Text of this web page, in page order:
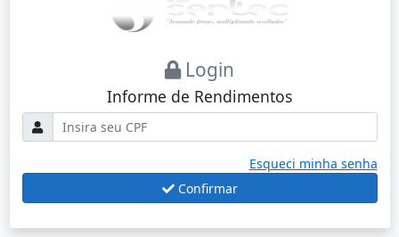
Login
Informe de Rendimentos
Esqueci minha senha
Confirmar